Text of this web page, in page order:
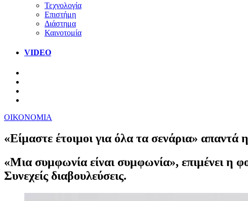
Τεχνολογία
Επιστήμη
Διάστημα
Καινοτομία
VIDEO
ΟΙΚΟΝΟΜΙΑ
«Είμαστε έτοιμοι για όλα τα σενάρια» απαντά
«Μια συμφωνία είναι συμφωνία», επιμένει η
Συνεχείς διαβουλεύσεις.